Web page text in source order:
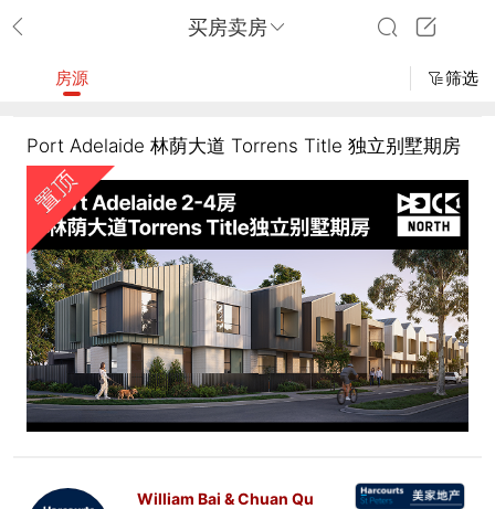
买房卖房
房源 筛选
Port Adelaide 林荫大道 Torrens Title 独立别墅期房
William Bai & Chuan Qu